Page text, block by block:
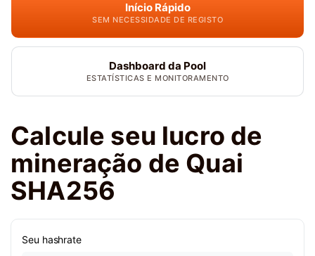
Início Rápido
SEM NECESSIDADE DE REGISTO
Dashboard da Pool
ESTATÍSTICAS E MONITORAMENTO
Calcule seu lucro de
mineração de Quai
SHA256
Seu hashrate